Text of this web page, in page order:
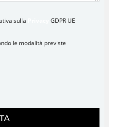
sulla
GDPR UE
le modalità previste